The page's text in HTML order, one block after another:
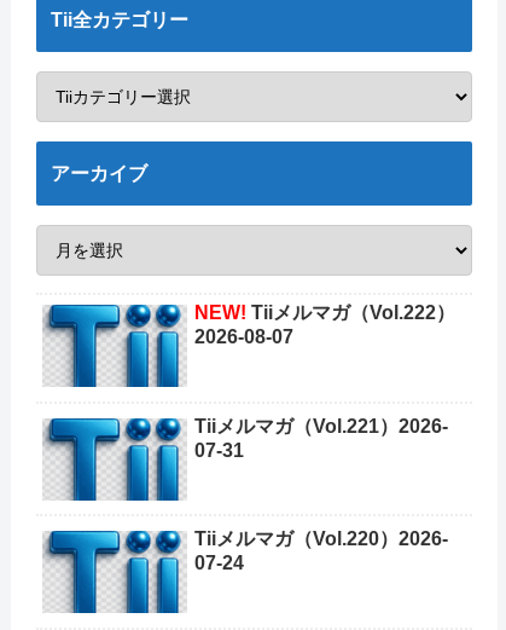
Tii全カテゴリー
アーカイブ
NEW!Tiiメルマガ（Vol.222）
2026-08-07
Tiiメルマガ（Vol.221）2026-
07-31
Tiiメルマガ（Vol.220）2026-
07-24